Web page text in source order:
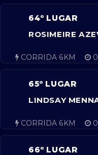
64º LUGAR
ROSIMEIRE
CORRIDA 6KM
65º LUGAR
LINDSAY
CORRIDA 6KM
66º LUGAR